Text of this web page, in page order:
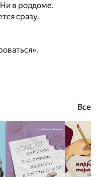
в роддоме.
сразу.
Все